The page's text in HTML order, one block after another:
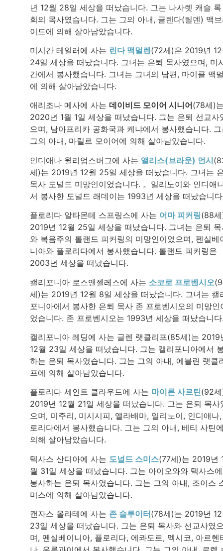
년 12월 28일 세상을 떠났습니다. 그는 나사렛 캐슬
회의 목사였습니다. 그는 그의 아내, 글렌다(틸덴) 맥
이드에 의해 살아남았습니다.
미시간 테일러에 사는 린다 맥멀렌(72세)은 2019년
24일 세상을 떠났습니다. 그녀는 은퇴 목사였으며, 미
간에서 봉사했습니다. 그녀는 그녀의 남편, 마이클 맥
에 의해 살아남았습니다.
애리조나 메사에 사는 데이비드 모이어 시니어(78세)
2020년 1월 1일 세상을 떠났습니다. 그는 은퇴 선교사
으며, 남아프리카 공화국과 케냐에서 봉사했습니다.
그의 아내, 마릴르 모이어에 의해 살아남았습니다.
인디애나 윌리엄스버그에 사는 앨리스(브라운) 먼시
세)는 2019년 12월 25일 세상을 떠났습니다. 그녀는
목사 도널드 미망인이었습니다. 。일리노이와 인디애
서 봉사한 도널드 래데이는 1993년 세상을 떠났습니
플로리다 알타몬테 스프링스에 사는 어마 피커링(88
2019년 12월 25일 세상을 떠났습니다. 그녀는 은퇴
와 복음주의 롤랜드 피커링의 미망인이었으며, 펜실베
니아와 플로리다에서 봉사했습니다. 롤랜드 피커링은
2003년 세상을 떠났습니다.
캘리포니아 로스앤젤레스에 사는 소코로 프로벤시오
세)는 2019년 12월 8일 세상을 떠났습니다. 그녀는 캘
포니아에서 봉사한 은퇴 목사 존 프로벤시오의 미망인
었습니다. 존 프로벤시오는 1993년 세상을 떠났습니
캘리포니아 레딩에 사는 글렌 랫클리프(85세)는 2019
12월 23일 세상을 떠났습니다. 그는 캘리포니아에서
하는 은퇴 목사였습니다. 그는 그의 아내, 에블린 랫클
프에 의해 살아남았습니다.
플로리다 세인트 클라우드에 사는 마이론 사르틴(92
2019년 12월 21일 세상을 떠났습니다. 그는 은퇴 목사
으며, 미주리, 미시시피, 앨라배마, 일리노이, 인디애나
로리다에서 봉사했습니다. 그는 그의 아내, 베티 사틴
의해 살아남았습니다.
텍사스 산디아에 사는 도널드 스미스(77세)는 2019년
월 31일 세상을 떠났습니다. 그는 아이오와와 텍사스
봉사하는 은퇴 목사였습니다. 그는 그의 아내, 조이스
미스에 의해 살아남았습니다.
캔자스 올라테에 사는 존 슬루이터(78세)는 2019년
23일 세상을 떠났습니다. 그는 은퇴 목사와 선교사였
며, 펜실베이니아, 플로리다, 에콰도르, 멕시코, 아르헨